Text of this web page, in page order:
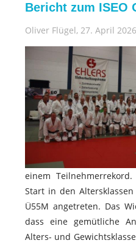
Bericht zum ISEO
Oliver Flügel, 27. April 2026
einem
Start in den Altersklassen
Ü55M angetreten. Das
dass eine gemütliche
Alters- und